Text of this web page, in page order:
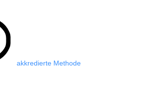
akkredierte Methode